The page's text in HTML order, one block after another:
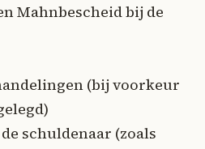
Mahnbescheid bij de
(bij voorkeur
schuldenaar (zoals